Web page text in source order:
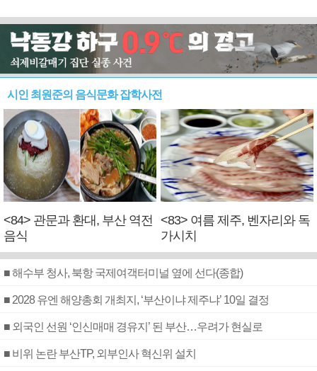
시인 최원준의 음식문화 잡학사전
<84> 관문과 환대, 부산 역전
음식
<83> 여름 제주, 벤자리와 독
가시치
■ 해수부 청사, 북항 국제여객터미널 옆에 선다(종합)
■ 2028 유엔 해양총회 개최지, ‘부산이냐 제주냐’ 10일 결정
■ 외국인 선원 ‘인신매매 경유지’ 된 부산…우려가 현실로
■ 비위 논란 부산TP, 외부인사 혁신위 설치